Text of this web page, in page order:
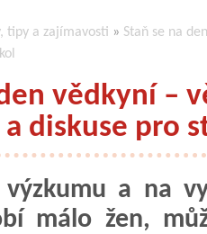
tipy a zajímavosti » Staň se na
vědkyní –
diskuse pro
a na
málo žen,